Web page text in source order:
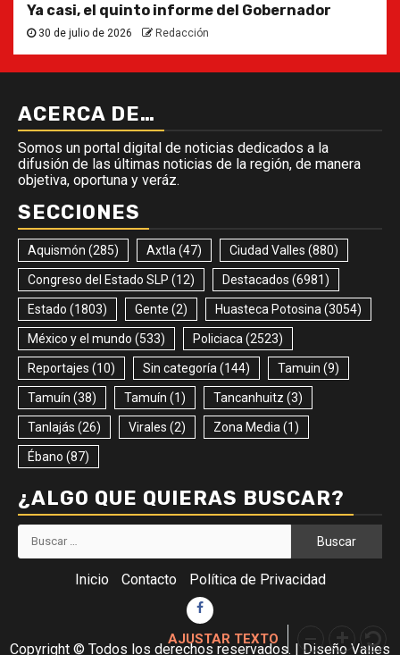
Ya casi, el quinto informe del Gobernador
30 de julio de 2026 Redacción
ACERCA DE…
Somos un portal digital de noticias dedicados a la
difusión de las últimas noticias de la región, de manera
objetiva, oportuna y veráz.
SECCIONES
Aquismón (285) Axtla (47) Ciudad Valles (880)
Congreso del Estado SLP (12) Destacados (6981)
Estado (1803) Gente (2) Huasteca Potosina (3054)
México y el mundo (533) Policiaca (2523)
Reportajes (10) Sin categoría (144) Tamuin (9)
Tamuín (38) Tamuín (1) Tancanhuitz (3)
Tanlajás (26) Virales (2) Zona Media (1)
Ébano (87)
¿ALGO QUE QUIERAS BUSCAR?
Buscar:
Inicio Contacto Política de Privacidad
Facebook
Copyright © Todos los derechos reservados. | Diseño Valles
AJUSTAR TEXTO